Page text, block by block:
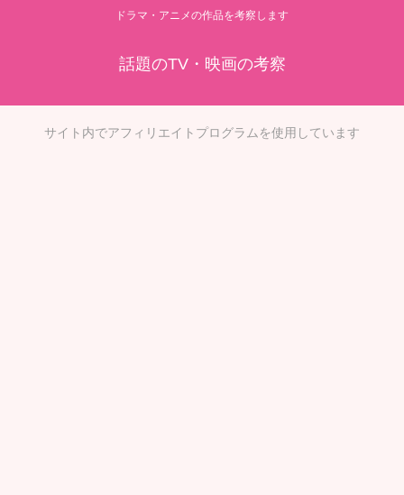
ドラマ・アニメの作品を考察します
話題のTV・映画の考察
サイト内でアフィリエイトプログラムを使用しています